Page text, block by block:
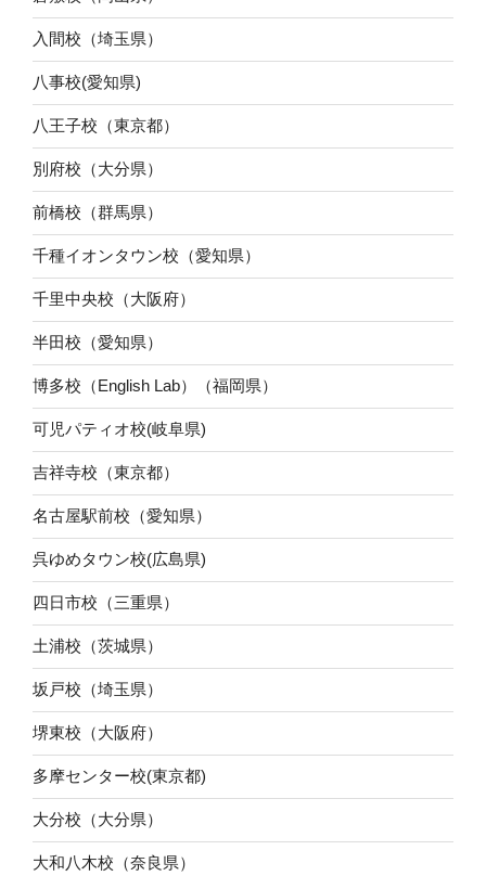
入間校（埼玉県）
八事校(愛知県)
八王子校（東京都）
別府校（大分県）
前橋校（群馬県）
千種イオンタウン校（愛知県）
千里中央校（大阪府）
半田校（愛知県）
博多校（English Lab）（福岡県）
可児パティオ校(岐阜県)
吉祥寺校（東京都）
名古屋駅前校（愛知県）
呉ゆめタウン校(広島県)
四日市校（三重県）
土浦校（茨城県）
坂戸校（埼玉県）
堺東校（大阪府）
多摩センター校(東京都)
大分校（大分県）
大和八木校（奈良県）